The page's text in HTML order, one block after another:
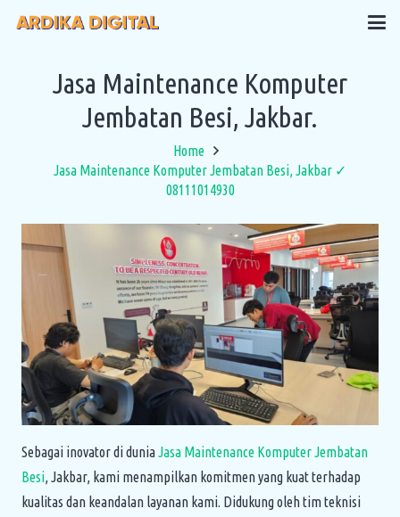
Jasa Maintenance Komputer
Jembatan Besi, Jakbar.
Home
Jasa Maintenance Komputer Jembatan Besi, Jakbar ✓
08111014930
Sebagai inovator di dunia Jasa Maintenance Komputer Jembatan
Besi , Jakbar, kami menampilkan komitmen yang kuat terhadap
kualitas dan keandalan layanan kami. Didukung oleh tim teknisi